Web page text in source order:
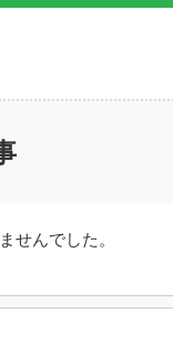
せんでした。